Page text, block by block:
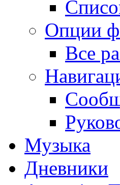
Опции
Все
Музыка
Дневники